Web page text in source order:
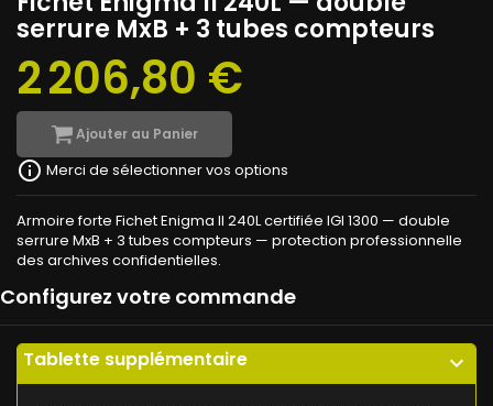
serrure MxB + 3 tubes compteurs
2 206,80 €
Ajouter au Panier
info_outline Merci de sélectionner vos options
Armoire forte Fichet Enigma II 240L certifiée IGI 1300 — double
serrure MxB + 3 tubes compteurs — protection professionnelle
des archives confidentielles.
Configurez votre commande
Tablette supplémentaire expand_more